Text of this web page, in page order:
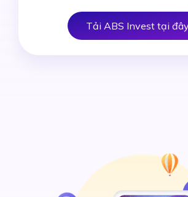
Tải ABS Invest tại đây